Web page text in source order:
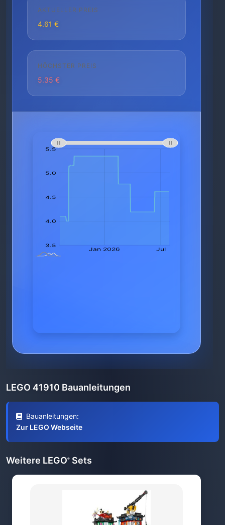
AKTUELLER PREIS
4.61 €
HÖCHSTER PREIS
5.35 €
LEGO 41910 Bauanleitungen
Bauanleitungen:
Zur LEGO Webseite
Weitere LEGO® Sets